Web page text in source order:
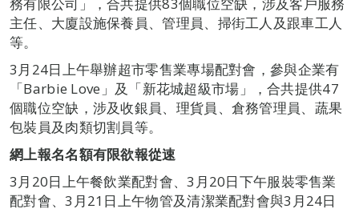
務有限公司」，合共提供83個職位空缺，涉及客戶服務
主任、大廈設施保養員、管理員、掃街工人及跟車工人
等。
3月24日上午舉辦超市零售業專場配對會，參與企業有
「Barbie Love」及「新花城超級市場」，合共提供47
個職位空缺，涉及收銀員、理貨員、倉務管理員、蔬果
包裝員及肉類切割員等。
網上報名名額有限欲報從速
3月20日上午餐飲業配對會、3月20日下午服裝零售業
配對會、3月21日上午物管及清潔業配對會與3月24日